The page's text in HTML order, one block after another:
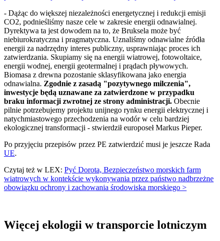
- Dążąc do większej niezależności energetycznej i redukcji emisji
CO2, podnieśliśmy nasze cele w zakresie energii odnawialnej.
Dyrektywa ta jest dowodem na to, że Bruksela może być
niebiurokratyczna i pragmatyczna. Uznaliśmy odnawialne źródła
energii za nadrzędny interes publiczny, usprawniając proces ich
zatwierdzania. Skupiamy się na energii wiatrowej, fotowoltaice,
energii wodnej, energii geotermalnej i prądach pływowych.
Biomasa z drewna pozostanie sklasyfikowana jako energia
odnawialna. Zgodnie z zasadą "pozytywnego milczenia",
inwestycje będą uznawane za zatwierdzone w przypadku
braku informacji zwrotnej ze strony administracji. Obecnie
pilnie potrzebujemy projektu unijnego rynku energii elektrycznej i
natychmiastowego przechodzenia na wodór w celu bardziej
ekologicznej transformacji - stwierdził europoseł Markus Pieper.
Po przyjęciu przepisów przez PE zatwierdzić musi je jeszcze Rada
UE.
Czytaj też w LEX: Pyć Dorota, Bezpieczeństwo morskich farm
wiatrowych w kontekście wykonywania przez państwo nadbrzeżne
obowiązku ochrony i zachowania środowiska morskiego >
Więcej ekologii w transporcie lotniczym